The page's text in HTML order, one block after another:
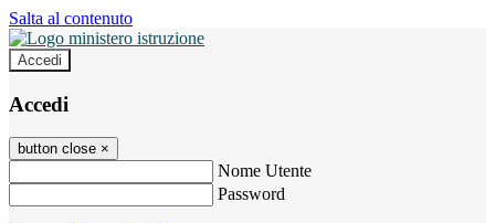
Salta al contenuto
Accedi
Accedi
button close ×
Nome Utente
Password